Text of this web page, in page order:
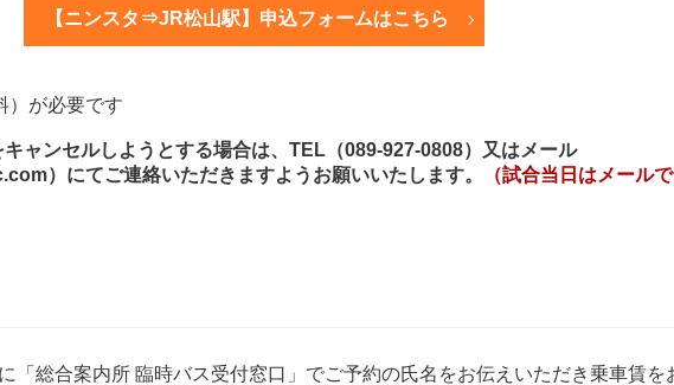
【ニンスタ⇒JR松山駅】申込フォームはこちら
）が必要です
ャンセルしようとする場合は、TEL（089-927-0808）又はメール
）にてご連絡いただきますようお願いいたします。
（試合当日はメール
「総合案内所 臨時バス受付窓口」でご予約の氏名をお伝えいただき乗車賃を